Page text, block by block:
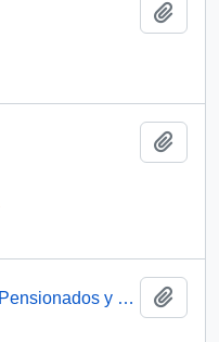
Central Unitaria de Jubilados, Pensionados y Montepiadas de Chile (CUPEMCHI)